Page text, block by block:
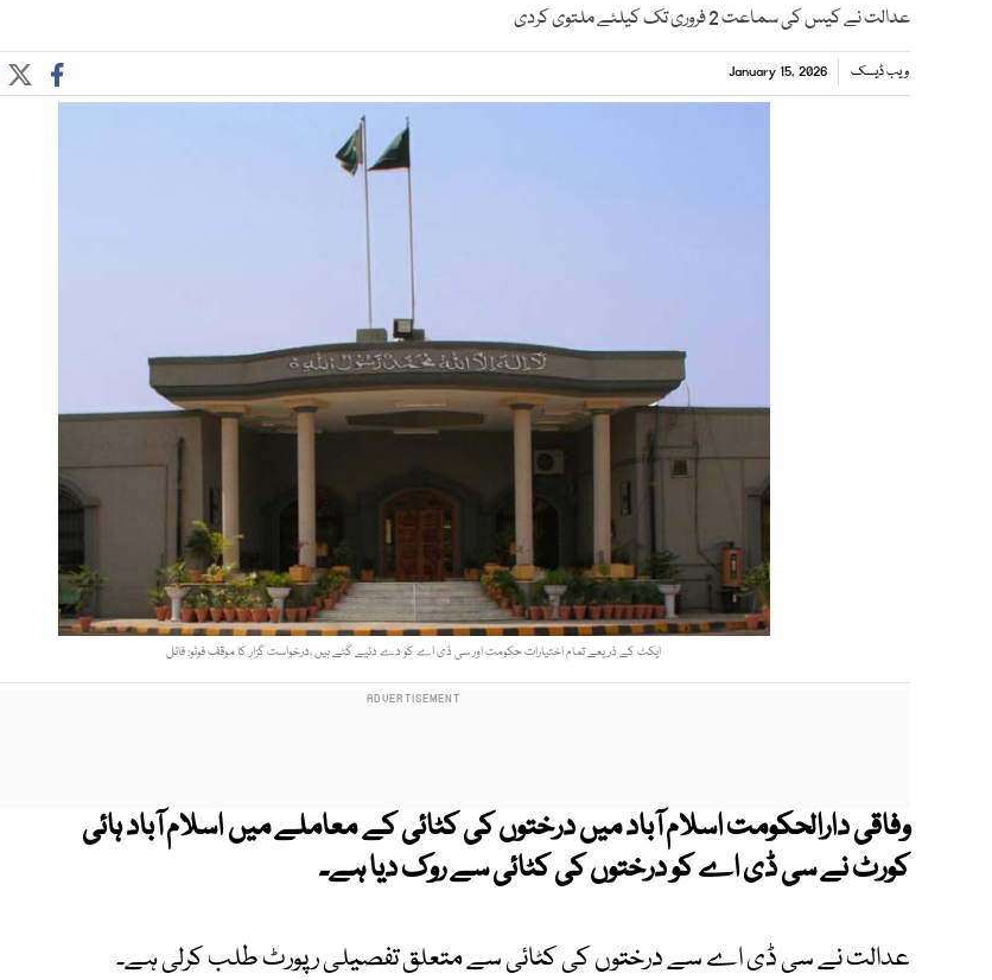
عدالت نے کیس کی سماعت 2 فروری تک کیلئے ملتوی کردی
ویب ڈیسک January 15, 2026
ایکٹ کے ذریعے تمام اختیارات حکومت اور سی ڈی اے کو دے دئیے گئے ہیں ،درخواست گزار کا موقف فوٹو: فائل
وفاقی دارالحکومت اسلام آباد میں درختوں کی کٹائی کے معاملے میں اسلام آباد ہائی
کورٹ نے سی ڈی اے کو درختوں کی کٹائی سے روک دیا ہے۔
عدالت نے سی ڈی اے سے درختوں کی کٹائی سے متعلق تفصیلی رپورٹ طلب کرلی ہے۔